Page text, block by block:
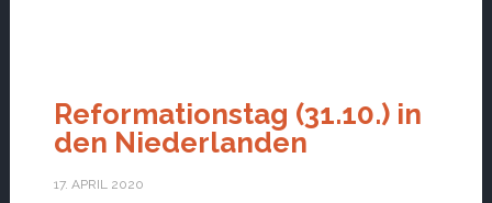
Reformationstag (31.10.) in
den Niederlanden
17. APRIL 2020